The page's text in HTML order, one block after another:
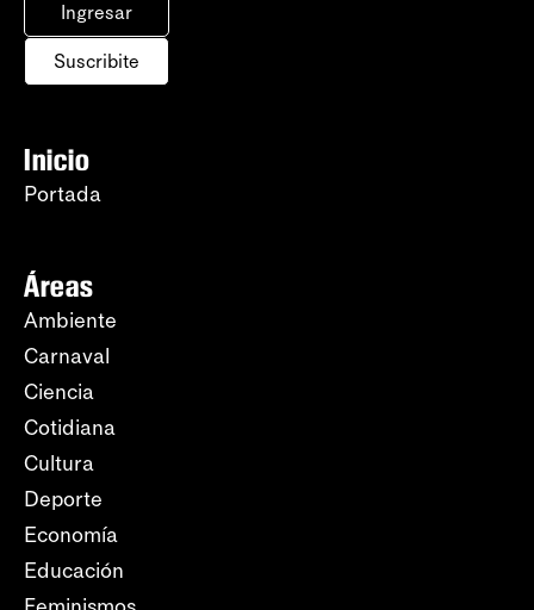
Ingresar
Suscribite
Inicio
Portada
Áreas
Ambiente
Carnaval
Ciencia
Cotidiana
Cultura
Deporte
Economía
Educación